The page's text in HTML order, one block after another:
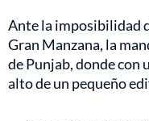
Ante la imposibilidad
Gran Manzana, la
de Punjab, donde con
alto de un pequeño